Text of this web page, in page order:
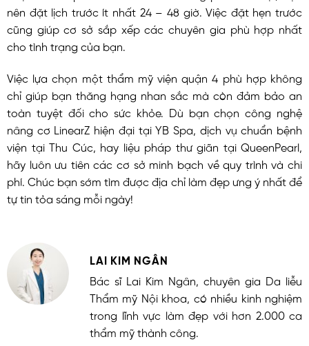
nên đặt lịch trước ít nhất 24 – 48 giờ. Việc đặt hẹn trước
cũng giúp cơ sở sắp xếp các chuyên gia phù hợp nhất
cho tình trạng của bạn.
Việc lựa chọn một thẩm mỹ viện quận 4 phù hợp không
chỉ giúp bạn thăng hạng nhan sắc mà còn đảm bảo an
toàn tuyệt đối cho sức khỏe. Dù bạn chọn công nghệ
nâng cơ LinearZ hiện đại tại YB Spa, dịch vụ chuẩn bệnh
viện tại Thu Cúc, hay liệu pháp thư giãn tại QueenPearl,
hãy luôn ưu tiên các cơ sở minh bạch về quy trình và chi
phí. Chúc bạn sớm tìm được địa chỉ làm đẹp ưng ý nhất để
tự tin tỏa sáng mỗi ngày!
LAI KIM NGÂN
Bác sĩ Lai Kim Ngân, chuyên gia Da liễu
Thẩm mỹ Nội khoa, có nhiều kinh nghiệm
trong lĩnh vực làm đẹp với hơn 2.000 ca
thẩm mỹ thành công.